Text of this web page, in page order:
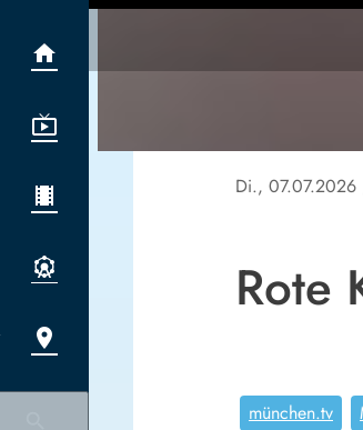
Di., 07.07.2026
Rote
münchen.tv